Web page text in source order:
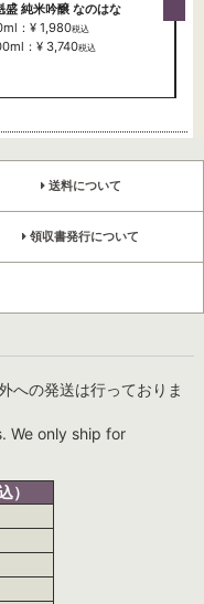
盛 純米吟醸 なのはな
：¥ 1,980税込
：¥ 3,740税込
送料について
領収書発行について
への発送は行っておりま
We only ship for
）